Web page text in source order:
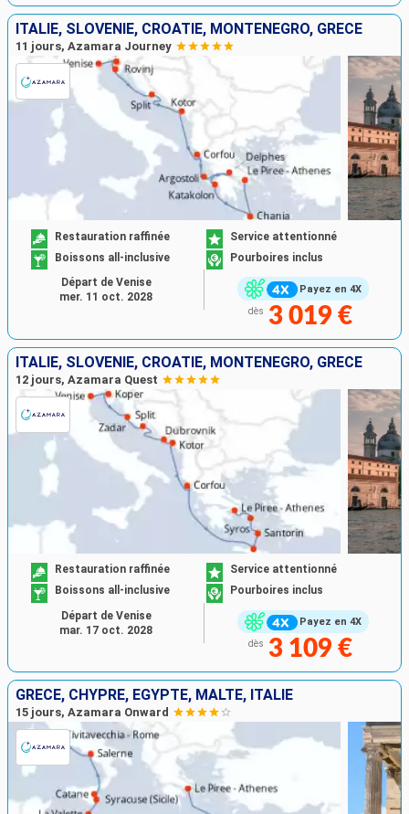
ITALIE, SLOVÉNIE, CROATIE, MONTÉNÉGRO, GRÈCE
11 jours, Azamara Journey
Payez en 4X
Restauration raffinée
Service attentionné
Boissons all-inclusive
Pourboires inclus
dès 3 019 €
Départ de Venise
mer. 11 oct. 2028
ITALIE, SLOVÉNIE, CROATIE, MONTÉNÉGRO, GRÈCE
12 jours, Azamara Quest
Payez en 4X
Restauration raffinée
Service attentionné
Boissons all-inclusive
Pourboires inclus
dès 3 109 €
Départ de Venise
mar. 17 oct. 2028
GRÈCE, CHYPRE, EGYPTE, MALTE, ITALIE
15 jours, Azamara Onward